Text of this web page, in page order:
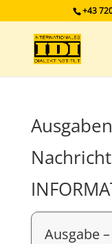
+43
Ausgabe